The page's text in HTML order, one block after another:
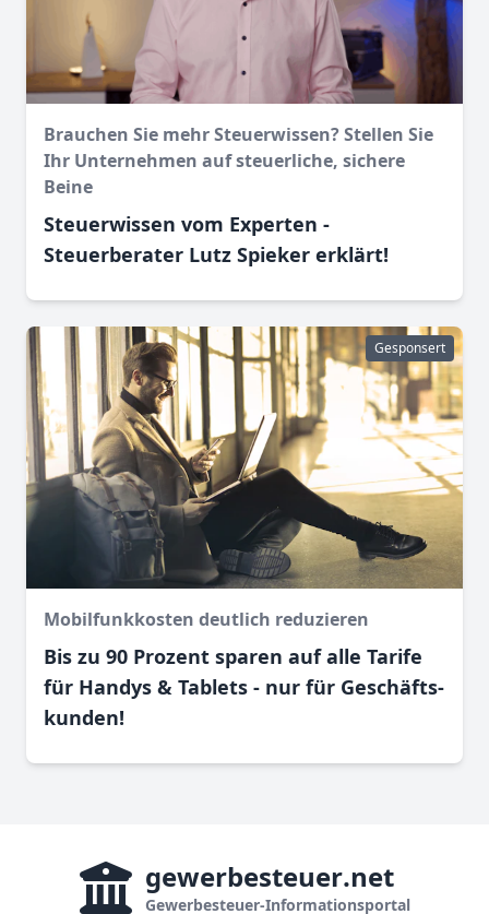
Brauchen Sie mehr Steuerwissen? Stellen Sie
Ihr Unternehmen auf steuerliche, sichere
Beine
Steuerwissen vom Experten -
Steuerberater Lutz Spieker erklärt!
Gesponsert
Mobilfunkkosten deutlich reduzieren
Bis zu 90 Prozent sparen auf alle Tarife
für Handys & Tablets - nur für Geschäfts­
kunden!
gewerbesteuer.net
Gewerbesteuer-Informationsportal